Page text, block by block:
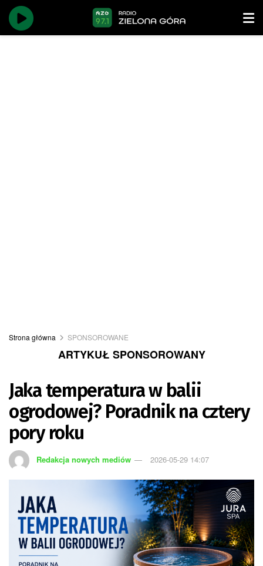
Strona główna SPONSOROWANE
ARTYKUŁ SPONSOROWANY
Jaka temperatura w balii
ogrodowej? Poradnik na cztery
pory roku
Redakcja nowych mediów 2026-05-29 14:07